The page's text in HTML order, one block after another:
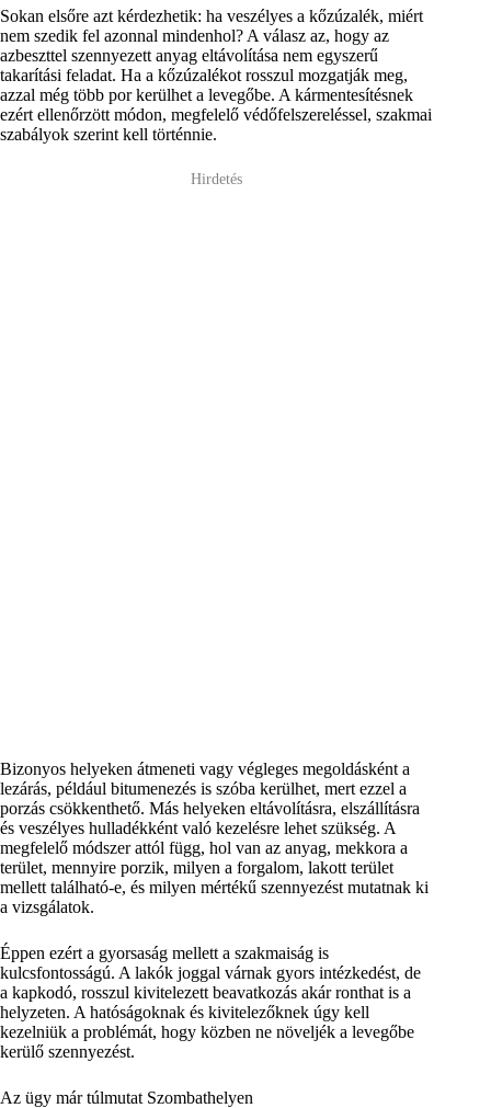
Sokan elsőre azt kérdezhetik: ha veszélyes a kőzúzalék, miért
nem szedik fel azonnal mindenhol? A válasz az, hogy az
azbeszttel szennyezett anyag eltávolítása nem egyszerű
takarítási feladat. Ha a kőzúzalékot rosszul mozgatják meg,
azzal még több por kerülhet a levegőbe. A kármentesítésnek
ezért ellenőrzött módon, megfelelő védőfelszereléssel, szakmai
szabályok szerint kell történnie.
Hirdetés
Bizonyos helyeken átmeneti vagy végleges megoldásként a
lezárás, például bitumenezés is szóba kerülhet, mert ezzel a
porzás csökkenthető. Más helyeken eltávolításra, elszállításra
és veszélyes hulladékként való kezelésre lehet szükség. A
megfelelő módszer attól függ, hol van az anyag, mekkora a
terület, mennyire porzik, milyen a forgalom, lakott terület
mellett található-e, és milyen mértékű szennyezést mutatnak ki
a vizsgálatok.
Éppen ezért a gyorsaság mellett a szakmaiság is
kulcsfontosságú. A lakók joggal várnak gyors intézkedést, de
a kapkodó, rosszul kivitelezett beavatkozás akár ronthat is a
helyzeten. A hatóságoknak és kivitelezőknek úgy kell
kezelniük a problémát, hogy közben ne növeljék a levegőbe
kerülő szennyezést.
Az ügy már túlmutat Szombathelyen